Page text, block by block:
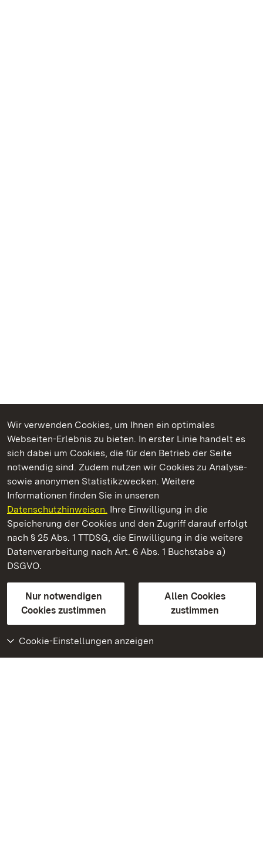
Wir verwenden Cookies, um Ihnen ein optimales
Webseiten-Erlebnis zu bieten. In erster Linie handelt es
sich dabei um Cookies, die für den Betrieb der Seite
notwendig sind. Zudem nutzen wir Cookies zu Analyse-
sowie anonymen Statistikzwecken. Weitere
Informationen finden Sie in unseren
Datenschutzhinweisen. Ihre Einwilligung in die
Speicherung der Cookies und den Zugriff darauf erfolgt
nach § 25 Abs. 1 TTDSG, die Einwilligung in die weitere
Datenverarbeitung nach Art. 6 Abs. 1 Buchstabe a)
DSGVO.
Nur notwendigen
Cookies zustimmen
Allen Cookies
zustimmen
Cookie-Einstellungen anzeigen
Kommen. Staunen. Genießen.
Staatliche Schlösser und Gärten Baden‑Württemberg
Staatliche Schlösser und Gärten Baden-Württemberg
Kontakt
GebärdenspracheLeichte Sprache
Erklärung zur Barrierefreiheit
BITV-konform (geprüfte Seiten)
Weiteres